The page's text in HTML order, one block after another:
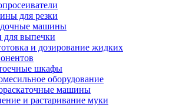
для резки
машины
для выпечки
и дозирование жидких
шкафы
оборудование
машины
и растаривание муки